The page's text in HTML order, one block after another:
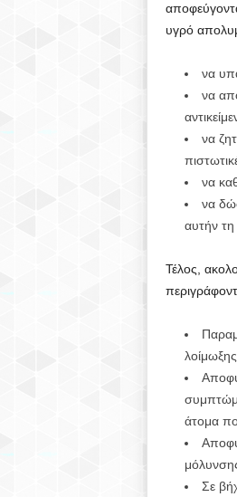
D
υγρό
να
να
να
να
να
αυτήν τη
Τέλος,
άτομα
Σε